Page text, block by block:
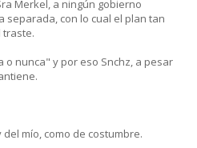
Merkel, a ningún gobierno
con lo cual el plan tan
traste.
o nunca" y por eso Snchz, a pesar
mío, como de costumbre.